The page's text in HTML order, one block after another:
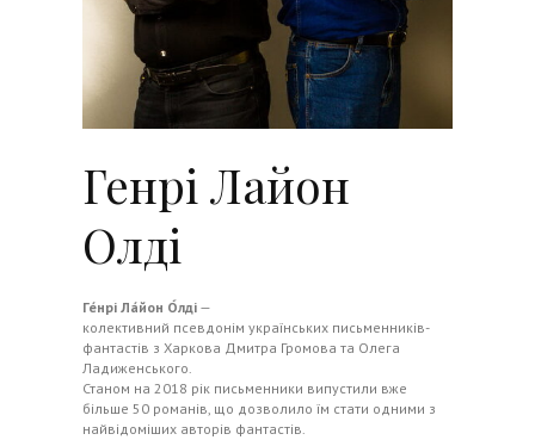
Генрі Лайон
Олді
Ге́нрі Ла́йон О́лді —
колективний псевдонім українських письменників-
фантастів з Харкова Дмитра Громова та Олега
Ладиженського.
Станом на 2018 рік письменники випустили вже
більше 50 романів, що дозволило їм стати одними з
найвідоміших авторів фантастів.